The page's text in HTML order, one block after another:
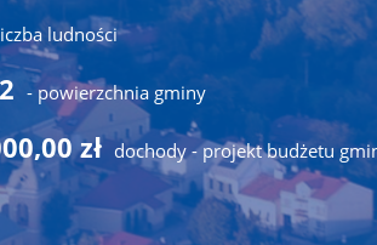
ludności
- powierzchnia gminy
zł dochody - projekt budżetu